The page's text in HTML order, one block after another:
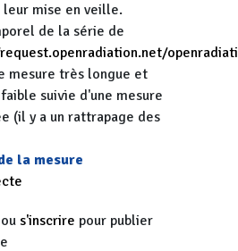
leur mise en veille.
de la série de
mesure très longue et
suivie d'une mesure
(il y a un rattrapage des
la mesure
ou s'inscrire pour publier